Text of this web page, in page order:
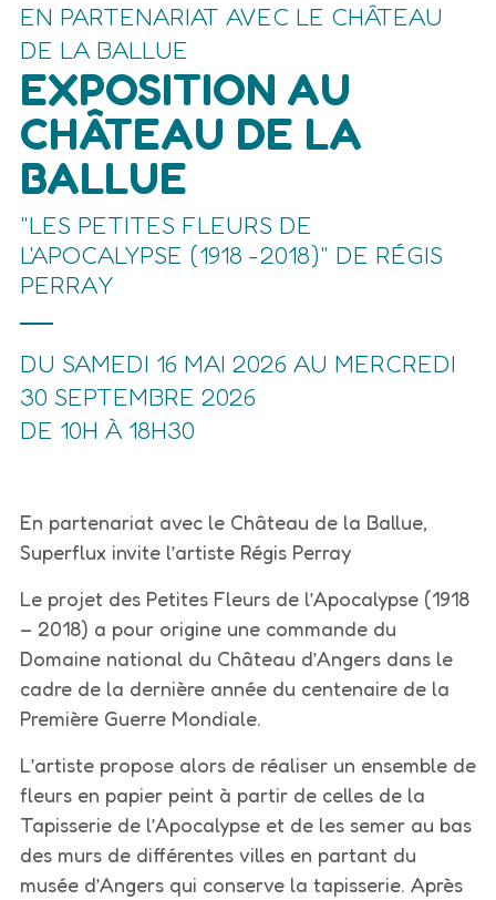
EN PARTENARIAT AVEC LE CHÂTEAU
DE LA BALLUE
EXPOSITION AU
CHÂTEAU DE LA
BALLUE
"LES PETITES FLEURS DE
L'APOCALYPSE (1918 -2018)" DE RÉGIS
PERRAY
DU SAMEDI 16 MAI 2026 AU MERCREDI
30 SEPTEMBRE 2026
DE 10H À 18H30
En partenariat avec le Château de la Ballue,
Superflux invite l’artiste Régis Perray
Le projet des Petites Fleurs de l’Apocalypse (1918
– 2018) a pour origine une commande du
Domaine national du Château d’Angers dans le
cadre de la dernière année du centenaire de la
Première Guerre Mondiale.
L’artiste propose alors de réaliser un ensemble de
fleurs en papier peint à partir de celles de la
Tapisserie de l’Apocalypse et de les semer au bas
des murs de différentes villes en partant du
musée d’Angers qui conserve la tapisserie. Après